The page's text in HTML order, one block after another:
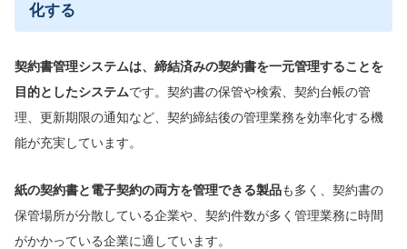
化する
契約書管理システムは、締結済みの契約書を一元管理することを
目的としたシステムです。契約書の保管や検索、契約台帳の管
理、更新期限の通知など、契約締結後の管理業務を効率化する機
能が充実しています。
紙の契約書と電子契約の両方を管理できる製品も多く、契約書の
保管場所が分散している企業や、契約件数が多く管理業務に時間
がかかっている企業に適しています。